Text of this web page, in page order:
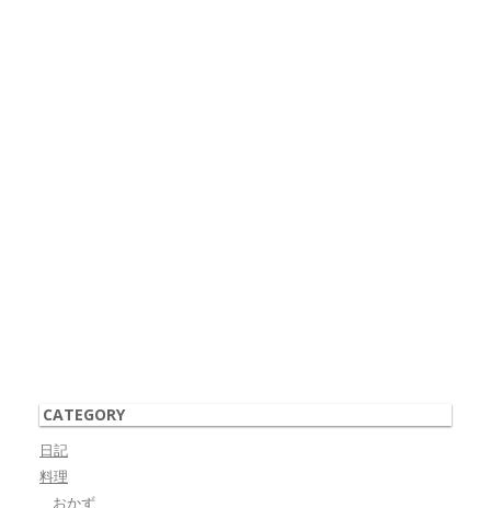
CATEGORY
日記
料理
おかず